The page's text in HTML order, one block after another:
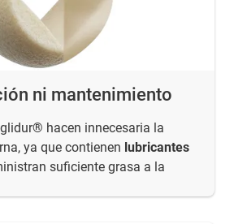
ni mantenimiento
hacen innecesaria la
ya que contienen lubricantes
suficiente grasa a la